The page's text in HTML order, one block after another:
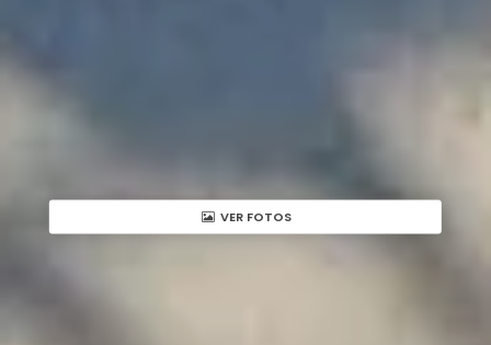
VER FOTOS